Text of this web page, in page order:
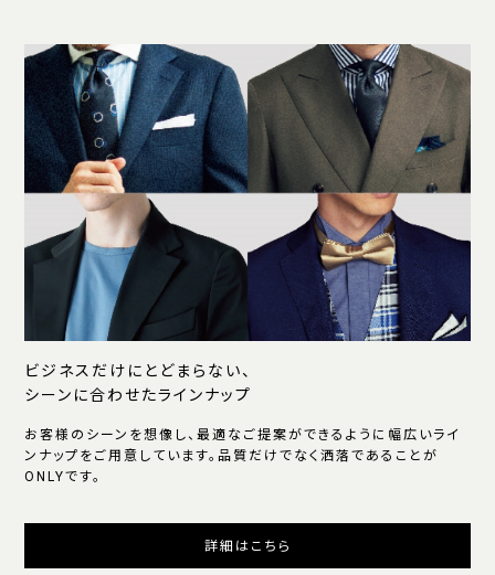
ビジネスだけにとどまらない、
シーンに合わせたラインナップ
お客様のシーンを想像し、最適なご提案ができるように幅広いライ
ンナップをご用意しています。品質だけでなく洒落であることが
ONLYです。
詳細はこちら